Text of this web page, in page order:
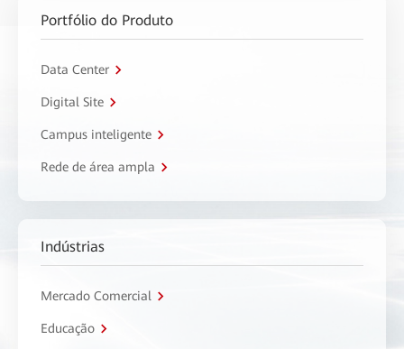
Portfólio do Produto
Data Center
Digital Site
Campus inteligente
Rede de área ampla
Indústrias
Mercado Comercial
Educação